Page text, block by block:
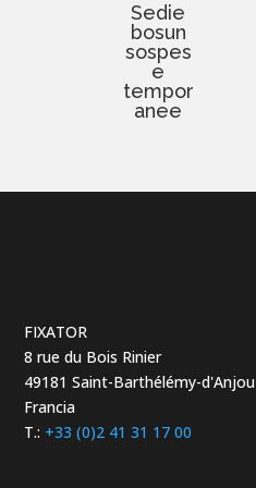
Sedie
bosun
sospes
e
tempor
anee
FIXATOR
8 rue du Bois Rinier
49181 Saint-Barthélémy-d'Anjou
Francia
T.: +33 (0)2 41 31 17 00